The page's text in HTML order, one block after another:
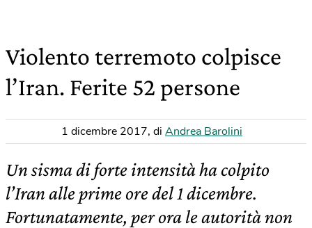
Violento terremoto colpisce
l’Iran. Ferite 52 persone
1 dicembre 2017, di Andrea Barolini
Un sisma di forte intensità ha colpito
l’Iran alle prime ore del 1 dicembre.
Fortunatamente, per ora le autorità non